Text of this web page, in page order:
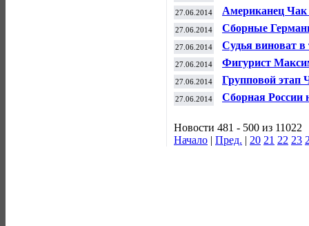
27.06.2014
Американец
тренером ХК
27.06.2014 Сборные
27.06.2014
Судья виноват
завершился
27.06.2014
Фигурист
проститутками
27.06.2014
Групповой этап
27.06.2014
Сборная
Новости 481 - 500 из 11022
Начало | Пред. | 20 21 22 23